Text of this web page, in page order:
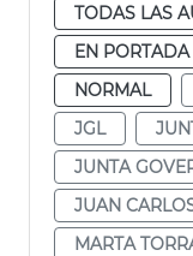
TODAS LAS
EN PORTADA
NORMAL
JGL
JUNTA
JUAN
MARTA